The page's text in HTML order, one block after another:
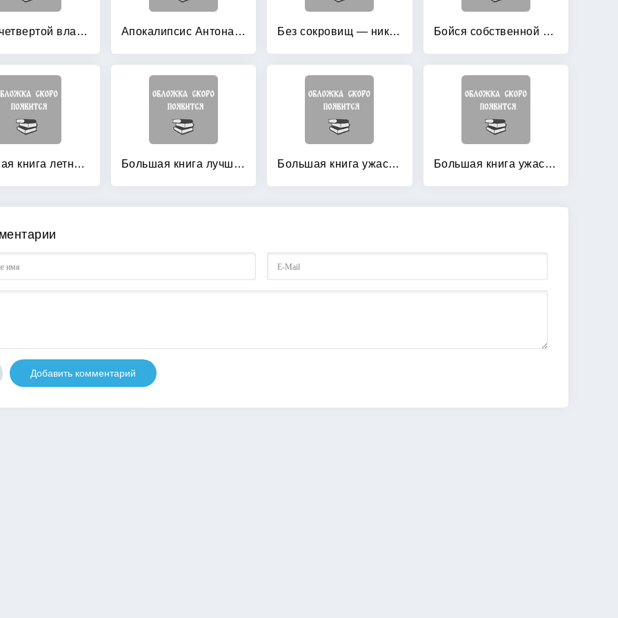
Агент четвертой власти: Оборотень Апокалипсис Антона Перчика Без сокровищ — никуда! Бойся собственной тени!
Большая книга летних приключений Большая книга лучших летних страшилок Большая книга ужасов 11: Портрет неприкаянного духа. Рандеву с вампиром Большая книга ужасов 12: Духи зазеркалья. Талисман богини тьмы